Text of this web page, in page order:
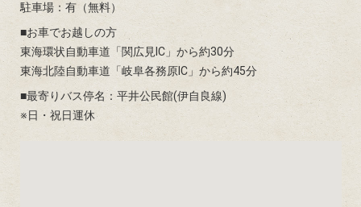
駐車場：有（無料）
■お車でお越しの方
東海環状自動車道「関広見IC」から約30分
東海北陸自動車道「岐阜各務原IC」から約45分
■最寄りバス停名：平井公民館(伊自良線)
※日・祝日運休